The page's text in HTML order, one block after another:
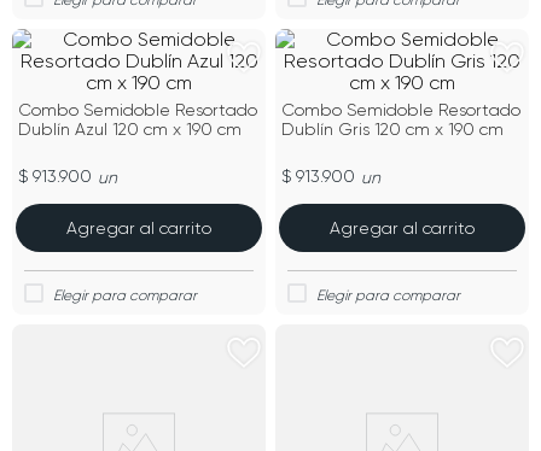
Combo Semidoble Resortado
Dublín Azul 120 cm x 190 cm
$ 913.900 un
Agregar al carrito
Combo Semidoble Resortado
Dublín Gris 120 cm x 190 cm
$ 913.900 un
Agregar al carrito